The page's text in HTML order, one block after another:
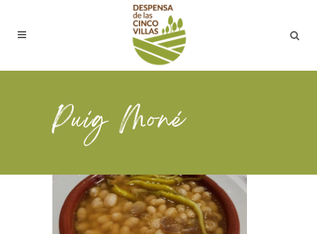
Puig Moné